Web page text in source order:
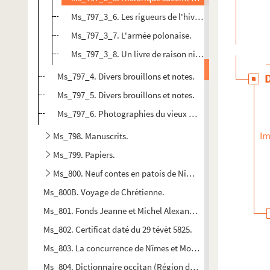
Ms_797_3_6. Les rigueurs de l'hiver à Nîmes en 1709
Ms_797_3_7. L'armée polonaise.
Ms_797_3_8. Un livre de raison nimois du XVIIIe siècle.
Ms_797_4. Divers brouillons et notes.
Ms_797_5. Divers brouillons et notes.
Ms_797_6. Photographies du vieux Nîmes.
Ms_798. Manuscrits.
Ms_799. Papiers.
Ms_800. Neuf contes en patois de Nîmes.
Ms_800B. Voyage de Chrétienne.
Ms_801. Fonds Jeanne et Michel Alexandre
Ms_802. Certificat daté du 29 tévèt 5825.
Ms_803. La concurrence de Nîmes et Montpellier dans le
Ms_804. Dictionnaire occitan (Région de Béziers).